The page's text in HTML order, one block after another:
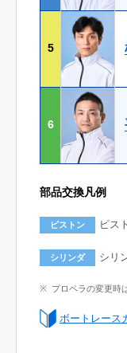
5
6
部品交換凡例
ピストン ピス
シリンダ シリ
プロペラの変更時
ボートレース